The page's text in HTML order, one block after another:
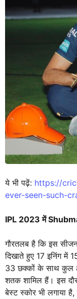
ये भी पढ़ें: https://
ever-seen-such-
IPL 2023 में
गौरतलब है कि इस
दिखाते हुए 17 इनिंग
33 छक्कों के साथ कुल
शतक शामिल हैं। इस
बेस्ट स्कोर भी लगाया